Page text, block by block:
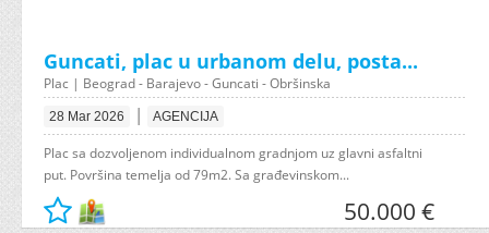
Guncati, plac u urbanom delu, posta...
Plac | Beograd - Barajevo - Guncati - Obršinska
28 Mar 2026 | AGENCIJA
Plac sa dozvoljenom individualnom gradnjom uz glavni asfaltni
put. Površina temelja od 79m2. Sa građevinskom...
50.000 €